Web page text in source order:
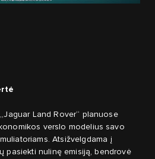
Land Rover“ planuose
verslo modelius savo
Atsižvelgdama į
pasiekti nulinę emisiją, bendrovė